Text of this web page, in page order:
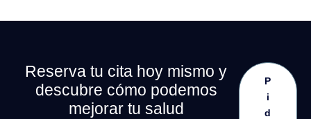
Reserva tu cita hoy mismo y
descubre cómo podemos
mejorar tu salud
P
i
d